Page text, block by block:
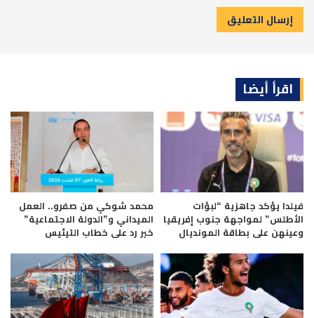
اقرأ أيضا
فيلدا يؤكد جاهزية “لبؤات
الأطلس” لمواجهة جنوب إفريقيا
وعينهن على بطاقة المونديال
محمد شوكي من صفرو.. العمل
الميداني و”الدولة الاجتماعية”
خير رد على خطاب التيئيس